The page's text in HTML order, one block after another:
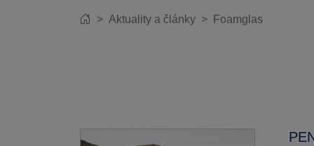
Aktuality a články Foamglas